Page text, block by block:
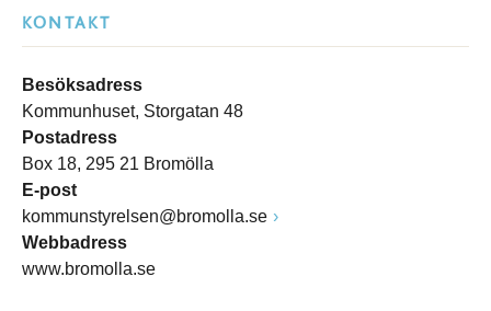
KONTAKT
Besöksadress
Kommunhuset, Storgatan 48
Postadress
Box 18, 295 21 Bromölla
E-post
kommunstyrelsen@bromolla.se
Webbadress
www.bromolla.se